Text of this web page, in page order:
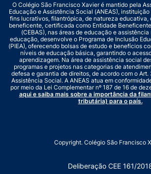
O Colégio São Francisco Xavier é mantido pela
Educação e Assistência Social (ANEAS),
fins lucrativos, filantrópica, de natureza educativa,
beneficente, certificada como Entidade
(CEBAS), nas áreas de educação e
educação, desenvolve o Programa de Inclusão
(PIEA), oferecendo bolsas de estudo e benefícios
níveis de educação básica, garantindo o
aprendizagem. Na área de assistência social
programas e projetos nas categorias de
defesa e garantia de direitos, de acordo com o Art.
Assistência Social. A ANEAS atua em
por meio da Lei Complementar nº 187 de 16 de
aqui e saiba mais sobre a importância da
tributária) para o país.
Copyright. Colégio São Francisco
Deliberação CEE 161/